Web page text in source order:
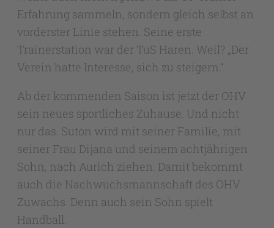
Erfahrung sammeln, sondern gleich selbst an
vorderster Linie stehen. Seine erste
Trainerstation war der TuS Haren. Weil? „Der
Verein hatte Interesse, sich zu steigern.“
Ab der kommenden Saison ist jetzt der OHV
sein neues sportliches Zuhause. Und nicht
nur das. Suton wird mit seiner Familie, mit
seiner Frau Dijana und seinem achtjährigen
Sohn, nach Aurich ziehen. Damit bekommt
auch die Nachwuchsmannschaft des OHV
Zuwachs. Denn auch sein Sohn spielt
Handball.